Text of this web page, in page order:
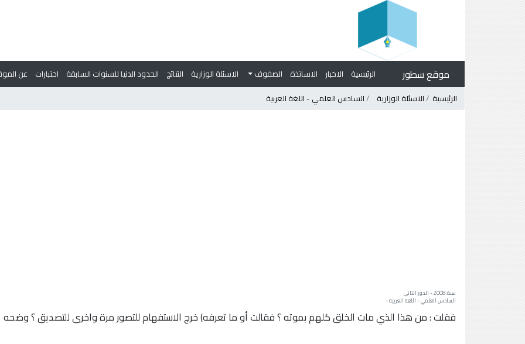
موقع سطور الرئيسية الاخبار الاساتذة الصفوف الاسئلة الوزارية النتائج الحدود الدنيا للسنوات السابقة اختبارات عن
الرئيسية
الاسئلة الوزارية السادس العلمي - اللغة العربية
سنة: 2008 - الدور الثاني
السادس العلمي - اللغة العربية -
فقلت : من هذا الذي مات الخلق كلهم بموته ؟ فقالت أو ما تعرفه) خرج الاستفهام للتصور مرة واخرى للتصديق ؟ وضحه